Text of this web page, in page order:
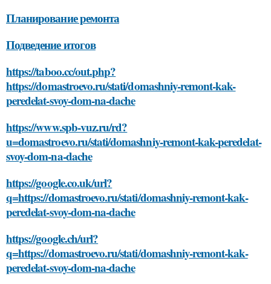
Планирование ремонта
Подведение итогов
https://taboo.cc/out.php?
https://domastroevo.ru/stati/domashniy-remont-kak-
peredelat-svoy-dom-na-dache
https://www.spb-vuz.ru/rd?
u=domastroevo.ru/stati/domashniy-remont-kak-peredelat-
svoy-dom-na-dache
https://google.co.uk/url?
q=https://domastroevo.ru/stati/domashniy-remont-kak-
peredelat-svoy-dom-na-dache
https://google.ch/url?
q=https://domastroevo.ru/stati/domashniy-remont-kak-
peredelat-svoy-dom-na-dache